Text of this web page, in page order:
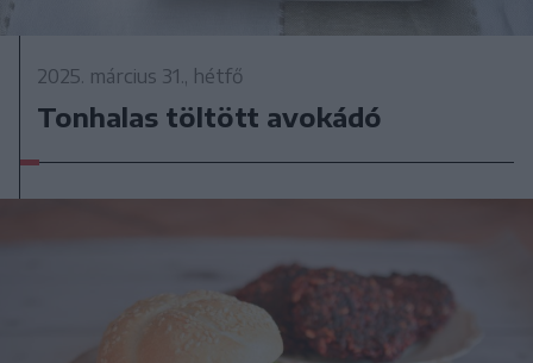
2025. március 31., hétfő
Tonhalas töltött avokádó